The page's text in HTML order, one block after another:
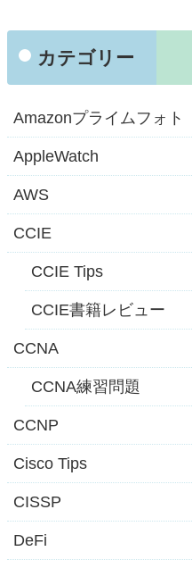
カテゴリー
Amazonプライムフォト
AppleWatch
AWS
CCIE
CCIE Tips
CCIE書籍レビュー
CCNA
CCNA練習問題
CCNP
Cisco Tips
CISSP
DeFi